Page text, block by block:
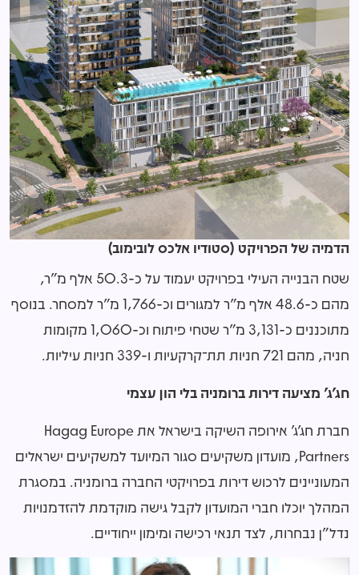
הדמיה של הפרויקט (סטודיו אלכס לובימוב)
שטח הבנייה העילי בפרויקט יעמוד על כ-50.3 אלף מ"ר,
מהם כ-48.6 אלף מ"ר למגורים וכ-1,766 מ"ר למסחר. בנוסף
מתוכננים כ-3,131 מ"ר שטחי פיתוח וכ-1,060 מקומות
חניה, מהם 721 חניות תת־קרקעיות ו-339 חניות עיליות.
חג'ג' מציעה דירות ברומניה בלי הון עצמי
חברת חג'ג' אירופה השיקה בישראל את Hagag Europe
Partners, מועדון משקיעים סגור המיועד למשקיעים ישראלים
המעוניינים לרכוש דירות בפרויקטי החברה ברומניה. במסגרת
המהלך יוכלו חברי המועדון לקבל גישה מוקדמת להזדמנויות
נדל"ן נבחרות, לצד תנאי רכישה ומימון ייחודיים.